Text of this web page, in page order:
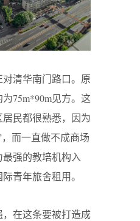
清华南门路口。原
75m*90m见方。这
民都很熟悉，因为
而一直做不成商场
强的教培机构入
青年旅舍租用。
在这条要被打造成